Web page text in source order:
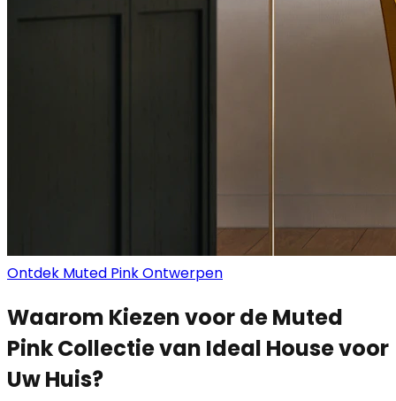
Ontdek Muted Pink Ontwerpen
Waarom Kiezen voor de Muted
Pink Collectie van Ideal House voor
Uw Huis?